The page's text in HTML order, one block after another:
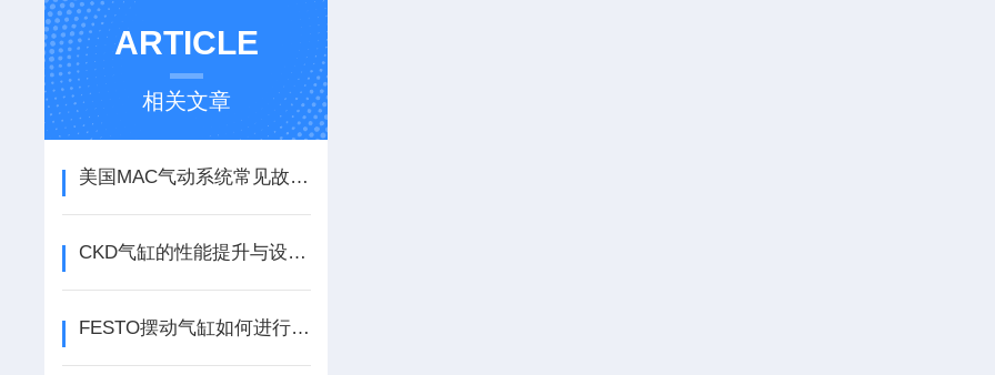
ARTICLE
相关文章
美国MAC气动系统常见故障的种类
CKD气缸的性能提升与设计优化
FESTO摆动气缸如何进行选择